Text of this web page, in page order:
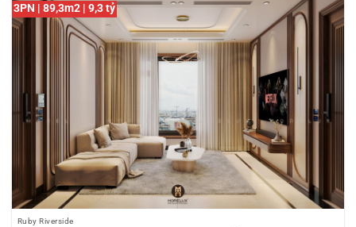
3PN | 89,3m2 | 9,3 tỷ
Ruby Riverside